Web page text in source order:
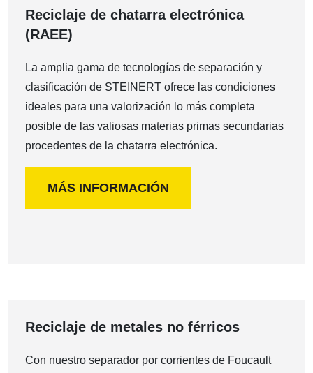
Reciclaje de chatarra electrónica
(RAEE)
La amplia gama de tecnologías de separación y
clasificación de STEINERT ofrece las condiciones
ideales para una valorización lo más completa
posible de las valiosas materias primas secundarias
procedentes de la chatarra electrónica.
MÁS INFORMACIÓN
Reciclaje de metales no férricos
Con nuestro separador por corrientes de Foucault